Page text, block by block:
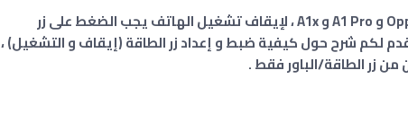
مرحبا بالجميع في بعض هواتف اوبو Oppo A1 و A1 Pro و A1x ، لإيقاف تشغيل الهاتف يجب الضغط على زر
لكم شرح حول كيفية ضبط و إعداد زر الطاقة (إيقاف و التشغيل) ،
زر الطاقة/الباور فقط .